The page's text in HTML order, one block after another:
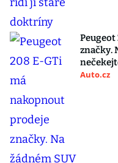
značky.
Auto.cz